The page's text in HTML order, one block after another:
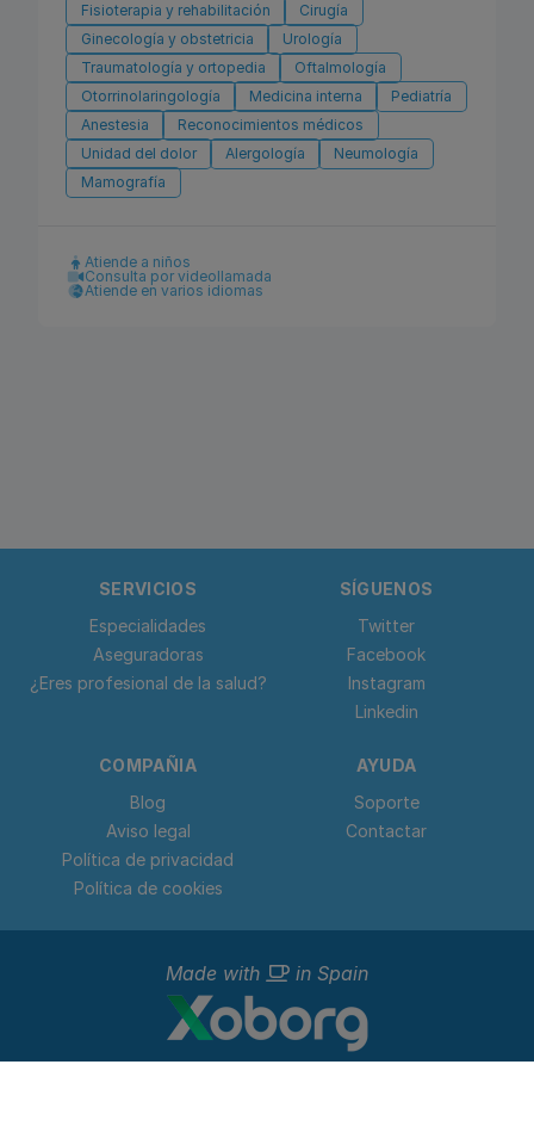
Fisioterapia y rehabilitación
Cirugía
Ginecología y obstetricia
Urología
Traumatología y ortopedia
Oftalmología
Otorrinolaringología
Medicina interna
Pediatría
Anestesia
Reconocimientos médicos
Unidad del dolor
Alergología
Neumología
Mamografía
Atiende a niños
Consulta por videollamada
Atiende en varios idiomas
SERVICIOS
Especialidades
Aseguradoras
¿Eres profesional de la salud?
SÍGUENOS
Twitter
Facebook
Instagram
Linkedin
COMPAÑIA
Blog
Aviso legal
Política de privacidad
Política de cookies
AYUDA
Soporte
Contactar
Made with in Spain